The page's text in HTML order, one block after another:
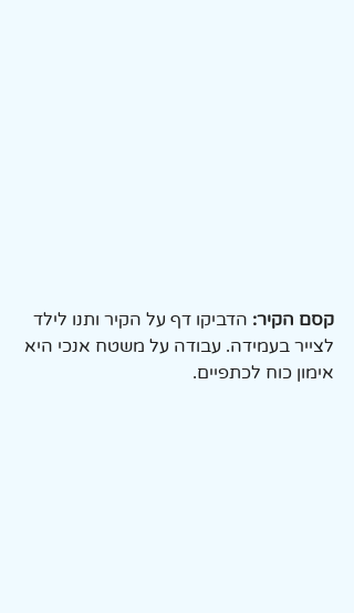
קסם הקיר: הדביקו דף על הקיר ותנו לילד
לצייר בעמידה. עבודה על משטח אנכי היא
אימון כוח לכתפיים.